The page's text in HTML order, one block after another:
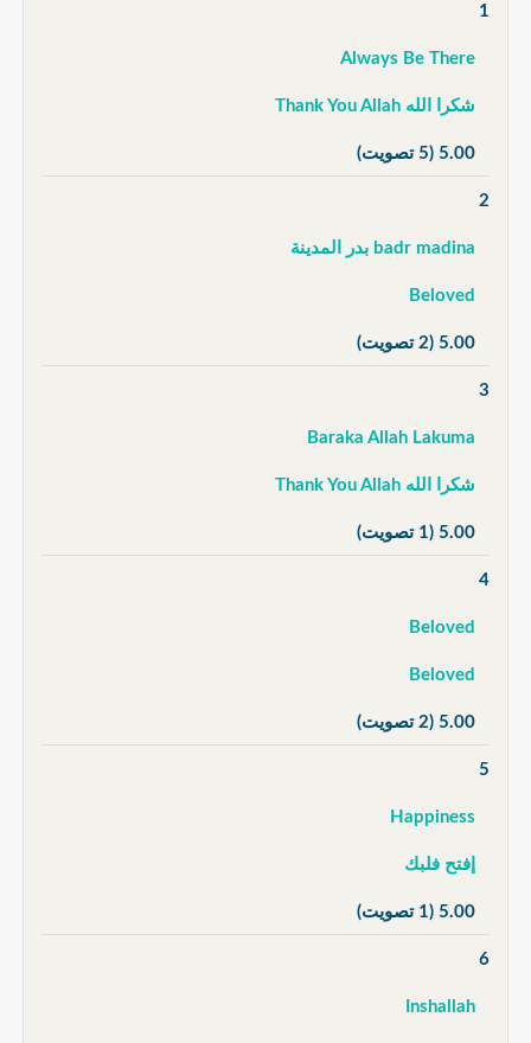
1
Always Be There
شكرا الله Thank You Allah
5.00 (5 تصويت)
2
badr madina بدر المدينة
Beloved
5.00 (2 تصويت)
3
Baraka Allah Lakuma
شكرا الله Thank You Allah
5.00 (1 تصويت)
4
Beloved
Beloved
5.00 (2 تصويت)
5
Happiness
إفتح فلبك
5.00 (1 تصويت)
6
Inshallah